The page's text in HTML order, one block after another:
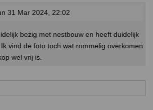
31 Mar 2024, 22:02
bezig met nestbouw en heeft duidelijk
vind de foto toch wat rommelig overkomen
wel vrij is.